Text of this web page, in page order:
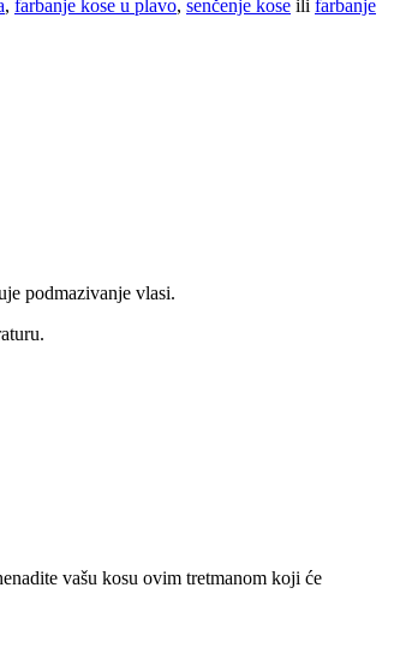
, farbanje kose u plavo, senčenje kose ili farbanje
podmazivanje vlasi.
vašu kosu ovim tretmanom koji će